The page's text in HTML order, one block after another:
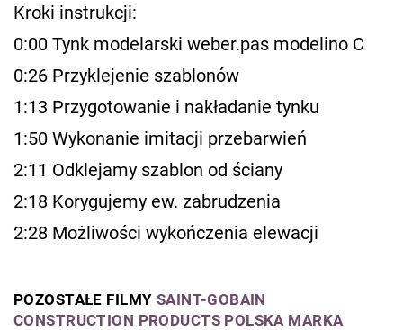
Kroki instrukcji:
0:00​ Tynk modelarski weber.pas modelino C
0:26​ Przyklejenie szablonów
1:13​ Przygotowanie i nakładanie tynku
1:50​ Wykonanie imitacji przebarwień
2:11​ Odklejamy szablon od ściany
2:18​ Korygujemy ew. zabrudzenia
2:28​ Możliwości wykończenia elewacji
POZOSTAŁE FILMY SAINT-GOBAIN
CONSTRUCTION PRODUCTS POLSKA MARKA